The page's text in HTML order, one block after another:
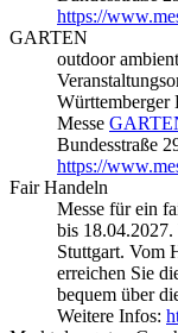
https://
GARTEN
outdoor
Württemberger
Messe
Bundesstraße
https://
Fair Handeln
Messe für ein
bis 18.04.2027.
Stuttgart. Vom
erreichen Sie
bequem über
Weitere Infos: